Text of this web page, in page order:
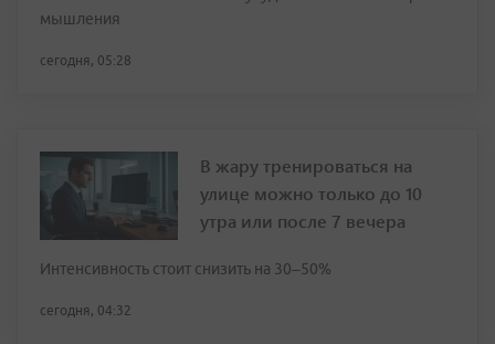
мышления
сегодня, 05:28
В жару тренироваться на
улице можно только до 10
утра или после 7 вечера
Интенсивность стоит снизить на 30–50%
сегодня, 04:32